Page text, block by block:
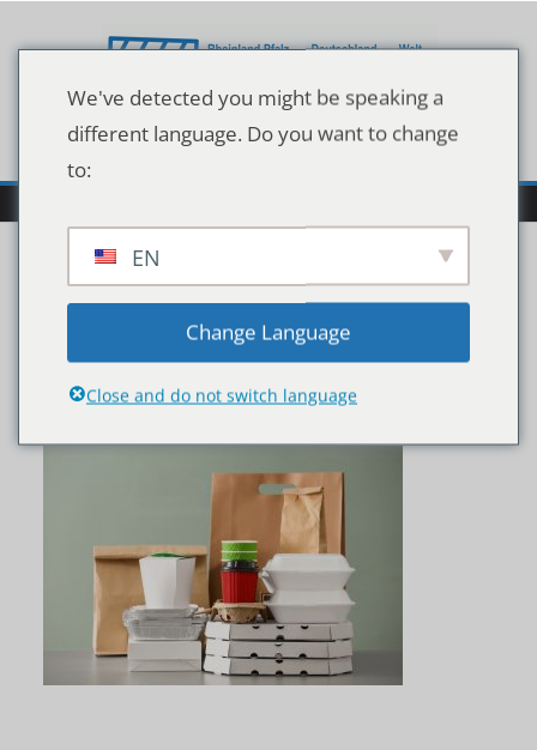
Inhalt
shutterstock_152791247
We've detected you might be speaking a
different language. Do you want to change
to:
EN
Change Language
Close and do not switch language